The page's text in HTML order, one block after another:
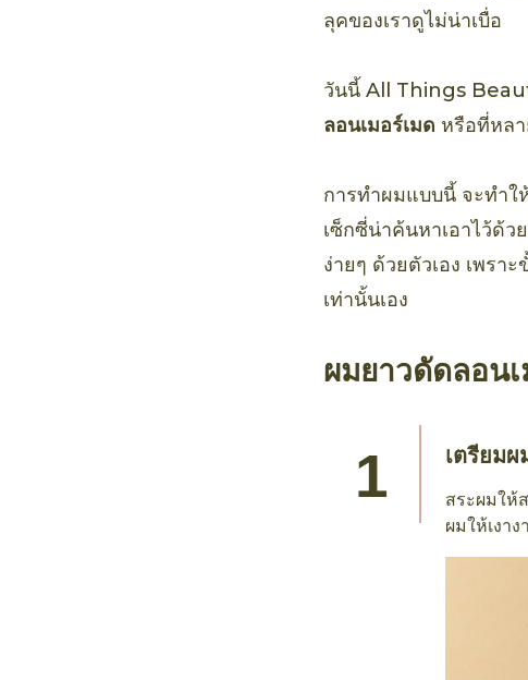
ลุคของเราดูไม่น่าเบื่อ
วันนี้ All Things
ลอนเมอร์เมด หรือที่หลา
การทำผมแบบนี้ จะทำ
เซ็กซี่น่าค้นหาเอาไว้ด้ว
ง่ายๆ ด้วยตัวเอง เพรา
เท่านั้นเอง
ผมยาวดัดลอน
เตรียมผ
สระผมให้
ผมให้เงา